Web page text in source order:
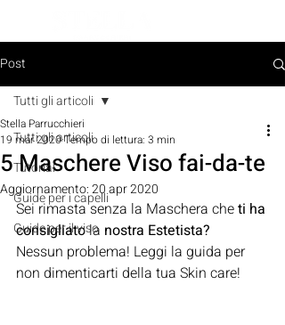
Post
Tutti gli articoli
Tutorial
Guide per i capelli
Guide per il viso
Tutti gli articoli
5 Maschere Viso fai-da-te
Stella Parrucchieri
19 mar 2020Tempo di lettura: 3 min
Aggiornamento:20 apr 2020
Sei rimasta senza la Maschera che ti ha
consigliato la nostra Estetista?
Nessun problema! Leggi la guida per
non dimenticarti della tua Skin care!